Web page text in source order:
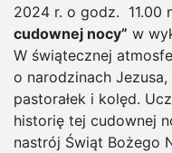
2024 r. o godz. 11.00
cudownej nocy” w
W świątecznej
o narodzinach Jezusa,
pastorałek i kolęd.
historię tej cudownej
nastrój Świąt Bożego